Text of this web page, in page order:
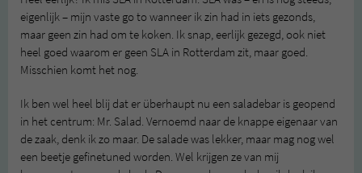
eigenlijk – mijn vaste go to wanneer ik zin had in iets gezonds,
maar geen zin had om te koken. Ik snap, eerlijk gezegd, ook niet
heel goed waarom er geen SLA in Rotterdam zit, maar goed.
Misschien komt het nog.
Ik ben wel heel blij dat er überhaupt nu een saladebar is geopend
in het centrum: Mr. Salad. Vernoemd naar de knappe eigenaar van
de zaak, denk ik zo maar. De salade was lekker, maar mag nog wel
een beetje gefinetuned worden. Wel krijgen ze van mij